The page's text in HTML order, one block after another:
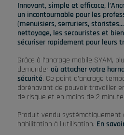
Innovant, simple et efficace,
un incontournable pour les
(menuisiers, serruriers,
nettoyage, les secouristes et
sécuriser rapidement pour leurs
Grâce à l’ancrage mobile SYAM,
demander où attacher votre
sécurité. Ce point d’ancrage
dorénavant de pouvoir travailler
de risque et en moins de 2
Produit vendu systématiquement
habilitation à l’utilisation. En